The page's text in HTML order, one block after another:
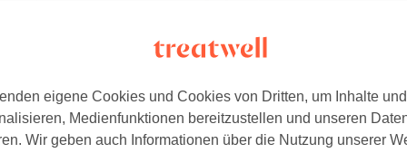
eigene Cookies und Cookies von Dritten, um Inhalte
Medienfunktionen bereitzustellen und unseren
Wir geben auch Informationen über die Nutzung unserer